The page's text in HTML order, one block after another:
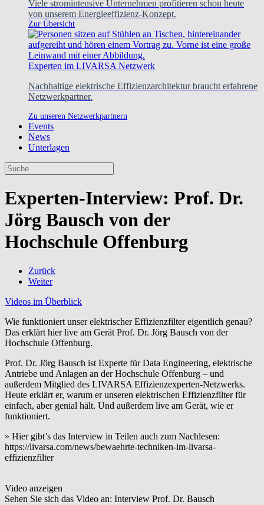
Viele stromintensive Unternehmen profitieren schon heute
von unserem Energieeffizienz-Konzept.
Zur Übersicht
Experten im LIVARSA Netzwerk
Nachhaltige elektrische Effizienzarchitektur braucht erfahrene
Netzwerkpartner.
Zu unseren Netzwerkpartnern
Events
News
Unterlagen
Experten-Interview: Prof. Dr.
Jörg Bausch von der
Hochschule Offenburg
Zurück
Weiter
Videos im Überblick
Wie funktioniert unser elektrischer Effizienzfilter eigentlich genau?
Das erklärt hier live am Gerät Prof. Dr. Jörg Bausch von der
Hochschule Offenburg.
Prof. Dr. Jörg Bausch ist Experte für Data Engineering, elektrische
Antriebe und Anlagen an der Hochschule Offenburg – und
außerdem Mitglied des LIVARSA Effizienzexperten-Netzwerks.
Heute erklärt er, warum er unseren elektrischen Effizienzfilter für
einfach, aber genial hält. Und außerdem live am Gerät, wie er
funktioniert.
» Hier gibt’s das Interview in Teilen auch zum Nachlesen:
https://livarsa.com/news/bewaehrte-techniken-im-livarsa-
effizienzfilter
Video anzeigen
Sehen Sie sich das Video an: Interview Prof. Dr. Bausch